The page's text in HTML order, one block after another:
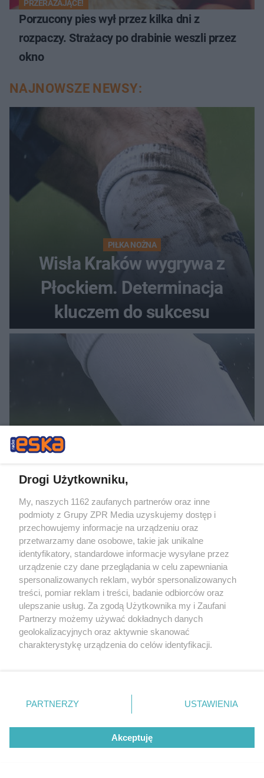
PRZERAŻAJĄCE!
Porzucony pies wył przez kilka dni z
rozpaczy. Strażacy po drabinie weszli przez
okno
NAJNOWSZE NEWSY:
PIŁKA NOŻNA
Wisła Kraków wygrywa z
Płockiem. Determinacja
kluczem do sukcesu
Wisła Kraków wygrywa w
meczu na szczycie. Kto
przesądził o losach
spotkania?
PIŁKA NOŻNA
Ekstraklasa piłkarska
powraca do Krakowa. Kto
Drogi Użytkowniku,
My, naszych 1162 zaufanych partnerów oraz inne
podmioty z Grupy ZPR Media uzyskujemy dostęp i
przechowujemy informacje na urządzeniu oraz
przetwarzamy dane osobowe, takie jak unikalne
identyfikatory, standardowe informacje wysyłane przez
urządzenie czy dane przeglądania w celu zapewniania
spersonalizowanych reklam, wybór spersonalizowanych
treści, pomiar reklam i treści, badanie odbiorców oraz
ulepszanie usług. Za zgodą Użytkownika my i Zaufani
Partnerzy możemy używać dokładnych danych
geolokalizacyjnych oraz aktywnie skanować
charakterystykę urządzenia do celów identyfikacji.
zmienić/wycofać klikając przycisk ustawień prywatności
znajdujący się w lewym dolnym rogu strony
rodzaje przetwarzania danych nie wymagają zgody
użytkownika, ale masz prawo sprzeciwić się takiemu
przetwarzaniu. Preferencje będą miały zastosowanie tylko
PARTNERZY USTAWIENIA
Akceptuję